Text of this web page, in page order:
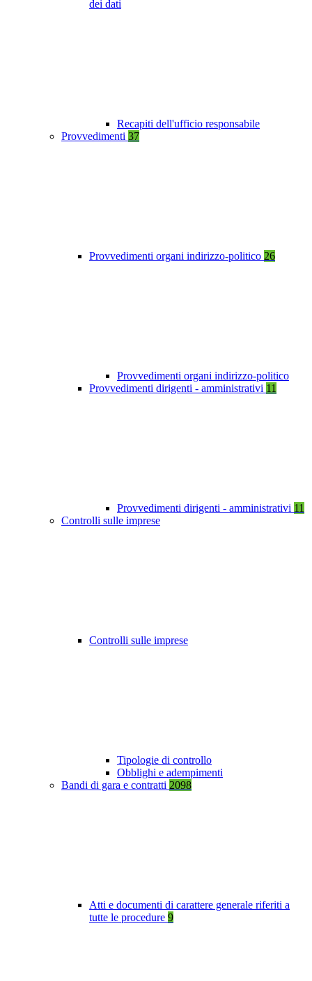
dei dati
Recapiti dell'ufficio responsabile
Provvedimenti 37
Provvedimenti organi indirizzo-politico 26
Provvedimenti organi indirizzo-politico
Provvedimenti dirigenti - amministrativi 11
Provvedimenti dirigenti - amministrativi 11
Controlli sulle imprese
Controlli sulle imprese
Tipologie di controllo
Obblighi e adempimenti
Bandi di gara e contratti 2098
Atti e documenti di carattere generale riferiti a
tutte le procedure 9